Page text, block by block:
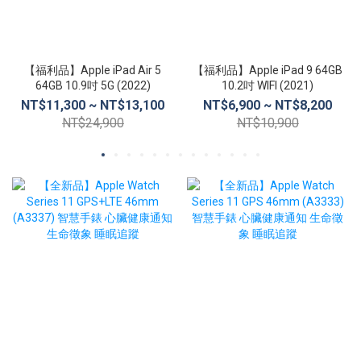
【福利品】Apple iPad Air 5
64GB 10.9吋 5G (2022)
NT$11,300 ~ NT$13,100
NT$24,900
【福利品】Apple iPad 9 64GB
10.2吋 WIFI (2021)
NT$6,900 ~ NT$8,200
NT$10,900